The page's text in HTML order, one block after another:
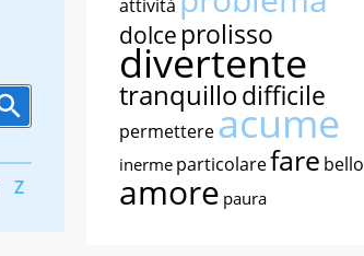
Z
attività
dolce prolisso
divertente
tranquillodifficile
permettereacume
inerme particolarefare bello
amore paura